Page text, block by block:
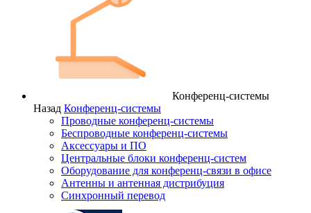
Конференц-системы
Назад Конференц-системы
Проводные конференц-системы
Беспроводные конференц-системы
Аксессуары и ПО
Центральные блоки конференц-систем
Оборудование для конференц-связи в офисе
Антенны и антенная дистрибуция
Синхронный перевод